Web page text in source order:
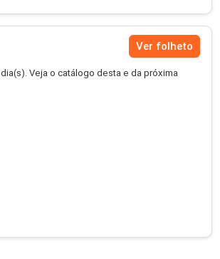
Ver folheto
dia(s). Veja o catálogo desta e da próxima